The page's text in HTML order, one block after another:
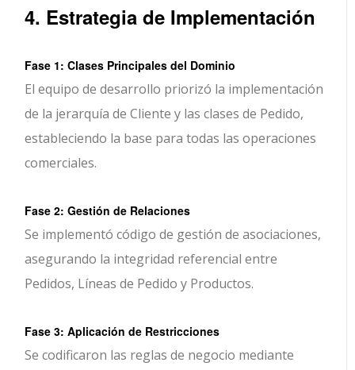
4. Estrategia de Implementación
Fase 1: Clases Principales del Dominio
El equipo de desarrollo priorizó la implementación
de la jerarquía de Cliente y las clases de Pedido,
estableciendo la base para todas las operaciones
comerciales.
Fase 2: Gestión de Relaciones
Se implementó código de gestión de asociaciones,
asegurando la integridad referencial entre
Pedidos, Líneas de Pedido y Productos.
Fase 3: Aplicación de Restricciones
Se codificaron las reglas de negocio mediante